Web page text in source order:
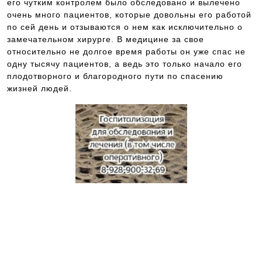
его чутким контролем было обследовано и вылечено
очень много пациентов, которые довольны его работой
по сей день и отзываются о нем как исключительно о
замечательном хирурге. В медицине за свое
относительно не долгое время работы он уже спас не
одну тысячу пациентов, а ведь это только начало его
плодотворного и благородного пути по спасению
жизней людей.